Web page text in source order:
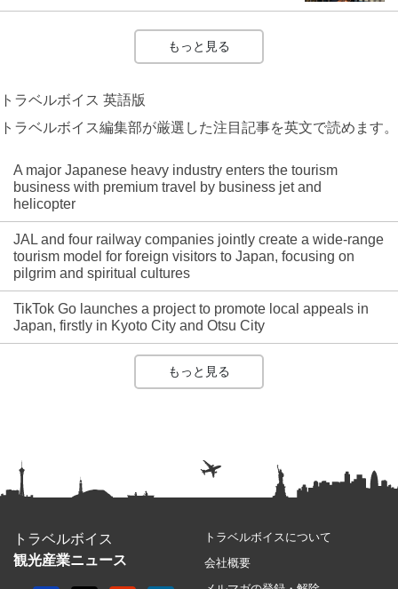
もっと見る
トラベルボイス 英語版
トラベルボイス編集部が厳選した注目記事を英文で読めます。
A major Japanese heavy industry enters the tourism
business with premium travel by business jet and
helicopter
JAL and four railway companies jointly create a wide-range
tourism model for foreign visitors to Japan, focusing on
pilgrim and spiritual cultures
TikTok Go launches a project to promote local appeals in
Japan, firstly in Kyoto City and Otsu City
もっと見る
トラベルボイス
観光産業ニュース
トラベルボイスについて
会社概要